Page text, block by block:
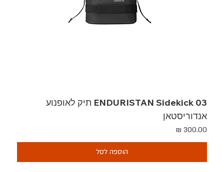
ENDURISTAN Sidekick 03 תיק לאופנוע
אנדוריסטאן
מחיר
הוספה לסל